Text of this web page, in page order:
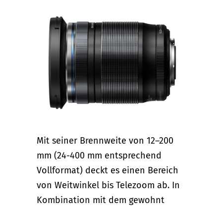
Mit seiner Brennweite von 12–200
mm (24-400 mm entsprechend
Vollformat) deckt es einen Bereich
von Weitwinkel bis Telezoom ab. In
Kombination mit dem gewohnt